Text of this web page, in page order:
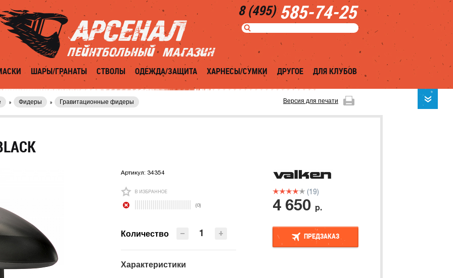
8 (495)585-74-25
ШАРЫ/ГРАНАТЫ СТВОЛЫ ОДЕЖДА/ЗАЩИТА ХАРНЕСЫ/СУМКИ ДРУГОЕ ДЛЯ КЛУБОВ
Фидеры Гравитационные фидеры Версия для печати
(19)
4 650 р.
ПРЕДЗАКАЗ
Артикул: 34354
В ИЗБРАННОЕ
(0)
Количество +
−
Характеристики